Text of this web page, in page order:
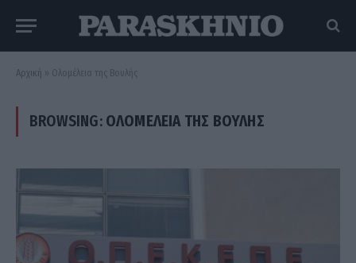
Αρχική » Ολομέλεια της Βουλής
BROWSING: ΟΛΟΜΈΛΕΙΑ ΤΗΣ ΒΟΥΛΉΣ